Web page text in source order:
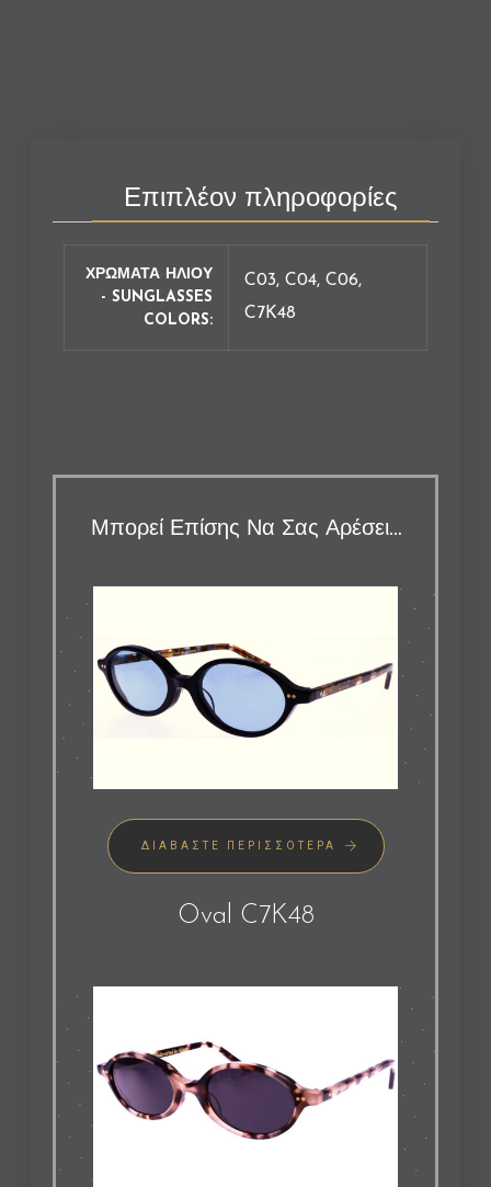
Επιπλέον πληροφορίες
ΧΡΩΜΑΤΑ ΗΛΙΟΥ
- SUNGLASSES
COLORS
C03, C04, C06,
C7K48
Μπορεί Επίσης Να Σας Αρέσει…
ΔΙΑΒΆΣΤΕ ΠΕΡΙΣΣΌΤΕΡΑ
Oval C7K48